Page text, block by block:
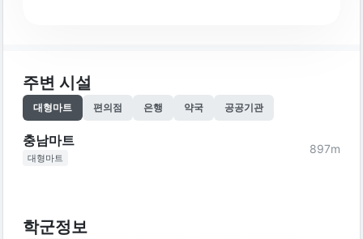
주변 시설
대형마트 편의점 은행 약국 공공기관
충남마트
대형마트
897m
학군정보